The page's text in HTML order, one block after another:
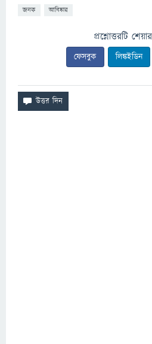
জনক আবিষ্কার
প্রশ্নোত্তরটি
ফেসবুক লিঙ্কইডিন